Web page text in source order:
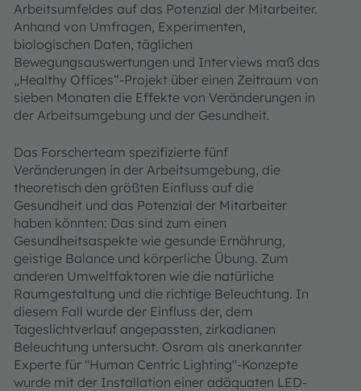
Arbeitsumfeldes auf das Potenzial der Mitarbeiter.
Anhand von Umfragen, Experimenten,
biologischen Daten, täglichen
Bewegungsauswertungen und Interviews maß das
„Healthy Offices“-Projekt über einen Zeitraum von
sieben Monaten die Effekte von Veränderungen in
der Arbeitsumgebung und der Gesundheit.
Das Forscherteam spezifizierte fünf
Veränderungen in der Arbeitsumgebung, die
theoretisch den größten Einfluss auf die
Gesundheit und das Potenzial der Mitarbeiter
haben könnten: Das sind zum einen
Gesundheitsaspekte wie gesunde Ernährung,
geistige Balance und körperliche Übung. Zum
anderen Umweltfaktoren wie die natürliche
Raumgestaltung und die richtige Beleuchtung. In
diesem Fall wurde der Einfluss der, dem
Tageslichtverlauf angepassten, zirkadianen
Beleuchtung untersucht. Osram als anerkannter
Experte für "Human Centric Lighting"-Konzepte
wurde mit der Installation einer adäquaten LED-